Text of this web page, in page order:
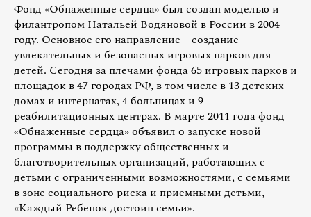
Фонд «Обнаженные сердца» был создан моделью и
филантропом Натальей Водяновой в России в 2004
году. Основное его направление – создание
увлекательных и безопасных игровых парков для
детей. Сегодня за плечами фонда 65 игровых парков и
площадок в 47 городах РФ, в том числе в 13 детских
домах и интернатах, 4 больницах и 9
реабилитационных центрах. В марте 2011 года фонд
«Обнаженные сердца» объявил о запуске новой
программы в поддержку общественных и
благотворительных организаций, работающих с
детьми с ограниченными возможностями, c семьями
в зоне социального риска и приемными детьми, –
«Каждый Ребенок достоин семьи».